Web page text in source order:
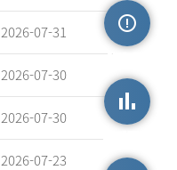
2026-07-31
2026-07-30
2026-07-30
2026-07-23
손상정보